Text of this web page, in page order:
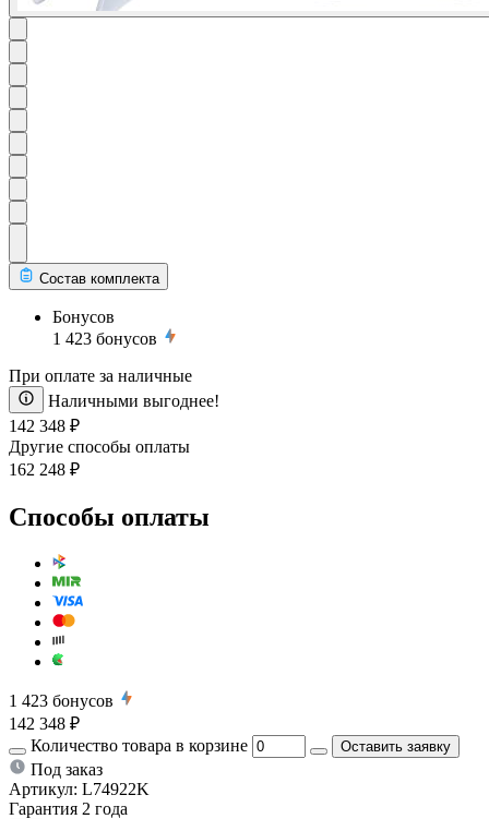
Состав комплекта
Бонусов
1 423 бонусов
При оплате за наличные
Наличными выгоднее!
142 348 ₽
Другие способы оплаты
162 248 ₽
Способы оплаты
1 423 бонусов
142 348 ₽
Количество товара в корзине
Оставить заявку
Под заказ
Артикул: L74922K
Гарантия 2 года